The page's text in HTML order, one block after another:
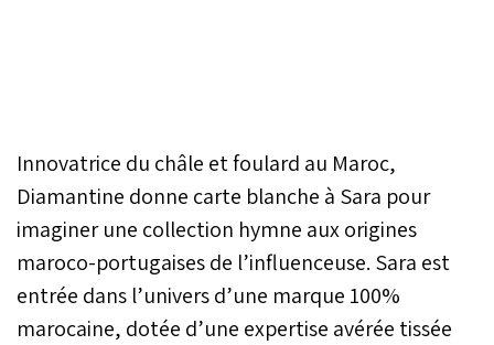
Innovatrice du châle et foulard au Maroc,
Diamantine donne carte blanche à Sara pour
imaginer une collection hymne aux origines
maroco-portugaises de l’influenceuse. Sara est
entrée dans l’univers d’une marque 100%
marocaine, dotée d’une expertise avérée tissée